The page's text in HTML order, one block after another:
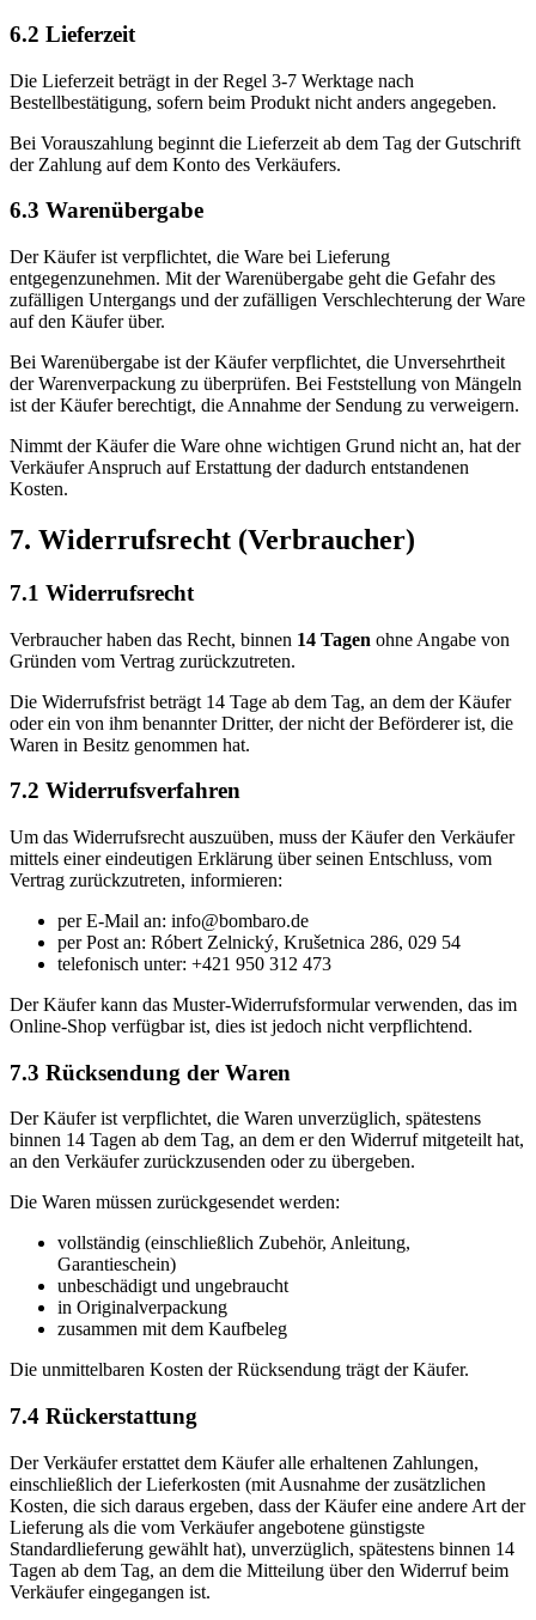
6.2 Lieferzeit
Die Lieferzeit beträgt in der Regel 3-7 Werktage nach
Bestellbestätigung, sofern beim Produkt nicht anders angegeben.
Bei Vorauszahlung beginnt die Lieferzeit ab dem Tag der Gutschrift
der Zahlung auf dem Konto des Verkäufers.
6.3 Warenübergabe
Der Käufer ist verpflichtet, die Ware bei Lieferung
entgegenzunehmen. Mit der Warenübergabe geht die Gefahr des
zufälligen Untergangs und der zufälligen Verschlechterung der Ware
auf den Käufer über.
Bei Warenübergabe ist der Käufer verpflichtet, die Unversehrtheit
der Warenverpackung zu überprüfen. Bei Feststellung von Mängeln
ist der Käufer berechtigt, die Annahme der Sendung zu verweigern.
Nimmt der Käufer die Ware ohne wichtigen Grund nicht an, hat der
Verkäufer Anspruch auf Erstattung der dadurch entstandenen
Kosten.
7. Widerrufsrecht (Verbraucher)
7.1 Widerrufsrecht
Verbraucher haben das Recht, binnen 14 Tagen ohne Angabe von
Gründen vom Vertrag zurückzutreten.
Die Widerrufsfrist beträgt 14 Tage ab dem Tag, an dem der Käufer
oder ein von ihm benannter Dritter, der nicht der Beförderer ist, die
Waren in Besitz genommen hat.
7.2 Widerrufsverfahren
Um das Widerrufsrecht auszuüben, muss der Käufer den Verkäufer
mittels einer eindeutigen Erklärung über seinen Entschluss, vom
Vertrag zurückzutreten, informieren:
per E-Mail an: info@bombaro.de
per Post an: Róbert Zelnický, Krušetnica 286, 029 54
telefonisch unter: +421 950 312 473
Der Käufer kann das Muster-Widerrufsformular verwenden, das im
Online-Shop verfügbar ist, dies ist jedoch nicht verpflichtend.
7.3 Rücksendung der Waren
Der Käufer ist verpflichtet, die Waren unverzüglich, spätestens
binnen 14 Tagen ab dem Tag, an dem er den Widerruf mitgeteilt hat,
an den Verkäufer zurückzusenden oder zu übergeben.
Die Waren müssen zurückgesendet werden:
vollständig (einschließlich Zubehör, Anleitung,
Garantieschein)
unbeschädigt und ungebraucht
in Originalverpackung
zusammen mit dem Kaufbeleg
Die unmittelbaren Kosten der Rücksendung trägt der Käufer.
7.4 Rückerstattung
Der Verkäufer erstattet dem Käufer alle erhaltenen Zahlungen,
einschließlich der Lieferkosten (mit Ausnahme der zusätzlichen
Kosten, die sich daraus ergeben, dass der Käufer eine andere Art der
Lieferung als die vom Verkäufer angebotene günstigste
Standardlieferung gewählt hat), unverzüglich, spätestens binnen 14
Tagen ab dem Tag, an dem die Mitteilung über den Widerruf beim
Verkäufer eingegangen ist.